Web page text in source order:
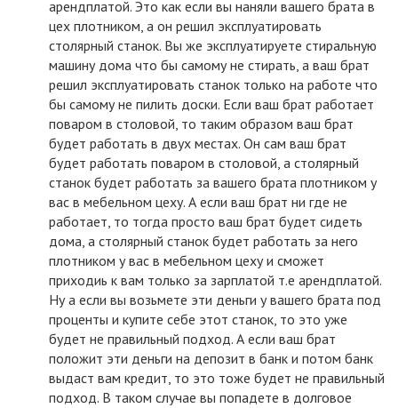
арендплатой. Это как если вы наняли вашего брата в
цех плотником, а он решил эксплуатировать
столярный станок. Вы же эксплуатируете стиральную
машину дома что бы самому не стирать, а ваш брат
решил эксплуатировать станок только на работе что
бы самому не пилить доски. Если ваш брат работает
поваром в столовой, то таким образом ваш брат
будет работать в двух местах. Он сам ваш брат
будет работать поваром в столовой, а столярный
станок будет работать за вашего брата плотником у
вас в мебельном цеху. А если ваш брат ни где не
работает, то тогда просто ваш брат будет сидеть
дома, а столярный станок будет работать за него
плотником у вас в мебельном цеху и сможет
приходиь к вам только за зарплатой т.е арендплатой.
Ну а если вы возьмете эти деньги у вашего брата под
проценты и купите себе этот станок, то это уже
будет не правильный подход. А если ваш брат
положит эти деньги на депозит в банк и потом банк
выдаст вам кредит, то это тоже будет не правильный
подход. В таком случае вы попадете в долговое